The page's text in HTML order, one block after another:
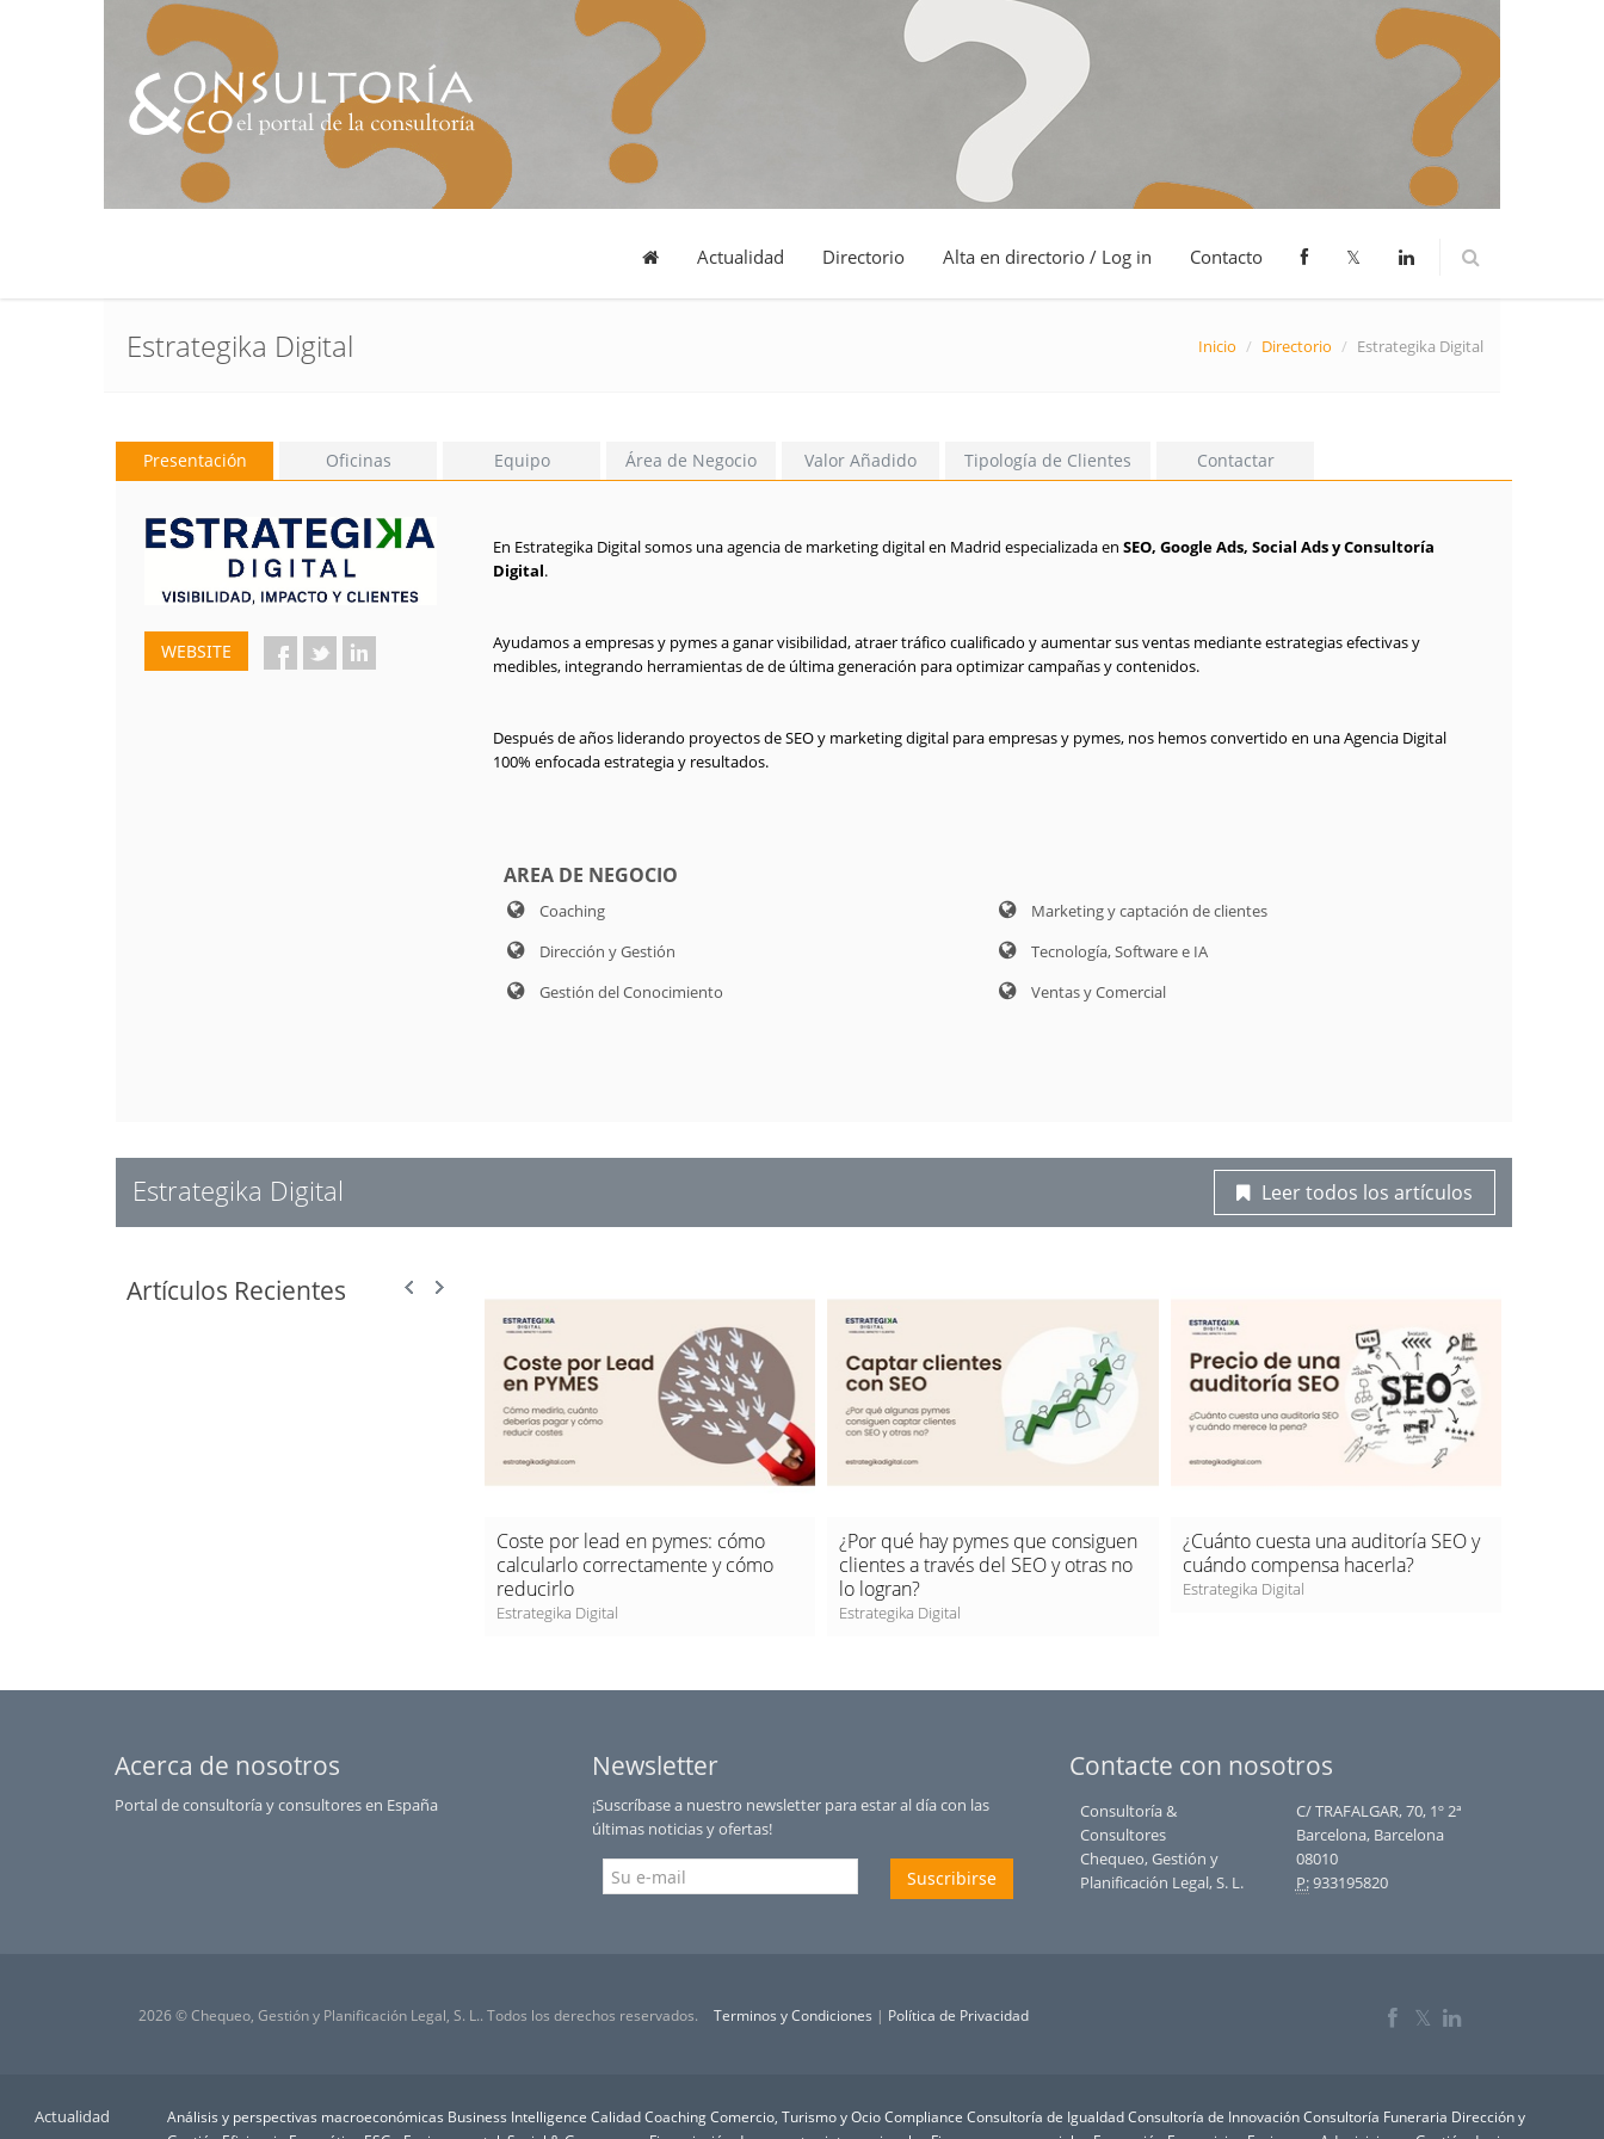
Actualidad Directorio Alta en directorio / Log in Contacto 𝕏
Estrategika Digital Inicio / Directorio / Estrategika Digital
Presentación Oficinas Equipo Área de Negocio Valor Añadido Tipología de Clientes Contactar
WEBSITE
En Estrategika Digital somos una agencia de marketing digital en Madrid especializada enSEO, Google Ads, Social Ads y Consultoría
Digital.
Ayudamos a empresas y pymes a ganar visibilidad, atraer tráfico cualificado y aumentar sus ventas mediante estrategias efectivas y
medibles, integrando herramientas de de última generación para optimizar campañas y contenidos.
Después de años liderando proyectos de SEO y marketing digital para empresas y pymes, nos hemos convertido en una Agencia Digital
100% enfocada estrategia y resultados.
AREA DE NEGOCIO
Coaching
Dirección y Gestión
Gestión del Conocimiento
Marketing y captación de clientes
Tecnología, Software e IA
Ventas y Comercial
Estrategika Digital Leer todos los artículos
Artículos Recientes
Coste por lead en pymes: cómo
calcularlo correctamente y cómo
reducirlo
Estrategika Digital
¿Por qué hay pymes que consiguen
clientes a través del SEO y otras no
lo logran?
Estrategika Digital
¿Cuánto cuesta una auditoría SEO y
cuándo compensa hacerla?
Estrategika Digital
Acerca de nosotros
Portal de consultoría y consultores en España
Newsletter
¡Suscríbase a nuestro newsletter para estar al día con las
últimas noticias y ofertas!
Suscribirse
Contacte con nosotros
Consultoría &
Consultores
Chequeo, Gestión y
Planificación Legal, S. L.
C/ TRAFALGAR, 70, 1º 2ª
Barcelona, Barcelona
08010
P:933195820
2026 © Chequeo, Gestión y Planificación Legal, S. L.. Todos los derechos reservados. Terminos y Condiciones | Política de Privacidad 𝕏
Actualidad Análisis y perspectivas macroeconómicas Business Intelligence Calidad Coaching Comercio, Turismo y Ocio Compliance Consultoría de Igualdad Consultoría de Innovación Consultoría Funeraria Dirección y